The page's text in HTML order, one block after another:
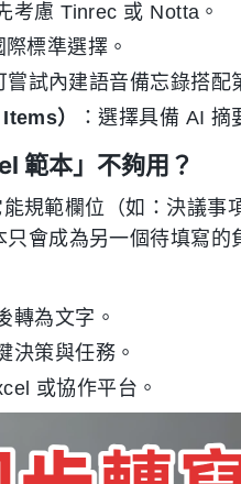
考慮 Tinrec 或 Notta。
標準選擇。
嘗試內建語音備忘錄搭配
）
：選擇具備 AI 摘
範本」不夠用？
規範欄位（如：決議事
會成為另一個待填寫的
轉為文字。
決策與任務。
或協作平台。